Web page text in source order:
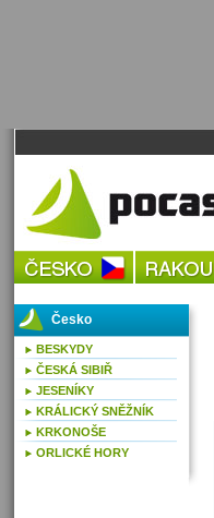
Česko
BESKYDY
ČESKÁ SIBIŘ
JESENÍKY
KRÁLICKÝ SNĚŽNÍK
KRKONOŠE
ORLICKÉ HORY